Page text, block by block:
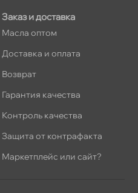
Заказ и доставка
Масла оптом
Доставка и оплата
озврат
Гарантия качества
Контроль качества
Защита от контрафакта
Маркетплейс или сайт?